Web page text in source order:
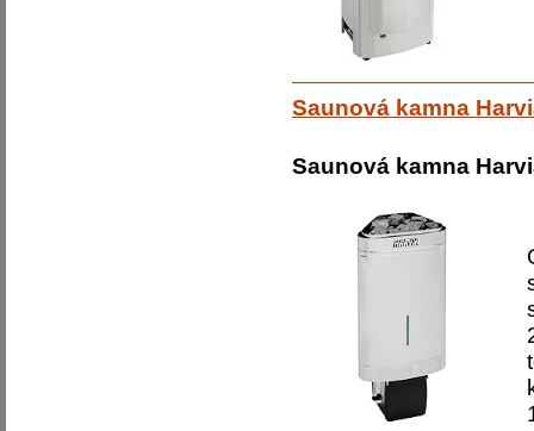
Saunová kamna
Saunová kamna